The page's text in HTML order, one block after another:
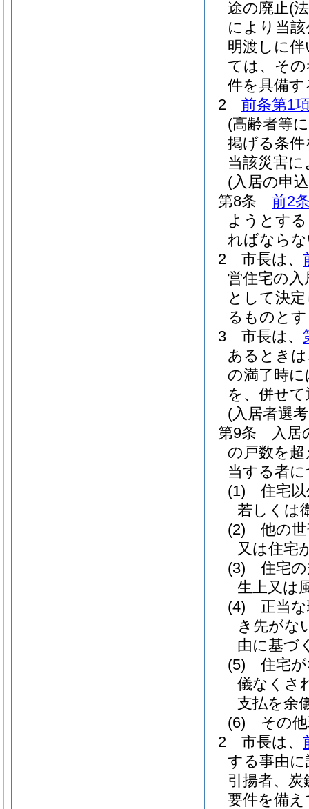
途の廃止(
により当
明渡しに
ては、そ
件を具備
2
前条第1
(高齢者等
掲げる条
当該災害
(入居の申
第8条
前2
ようとす
ればなら
2
市長は、
営住宅の
として決
るものと
3
市長は、
あるとき
の満了時
を、併せ
(入居者選
第9条
入居
の戸数を
当する者
(1)
住宅
若しくは
(2)
他の
又は住宅
(3)
住宅
生上又は
(4)
正当
き先がな
由に基づ
(5)
住宅
儀なくさ
支払を余
(6)
その
2
市長は、
する事由
引揚者、
要件を備